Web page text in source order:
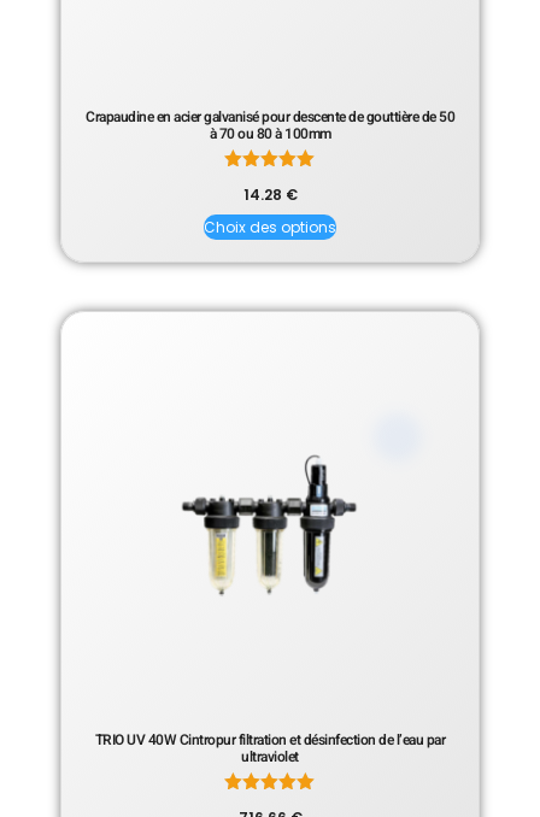
Crapaudine en acier galvanisé pour descente de gouttière de 50
à 70 ou 80 à 100mm
5.00
sur 5
14.28 €
Choix des options
TRIO UV 40W Cintropur filtration et désinfection de l’eau par
ultraviolet